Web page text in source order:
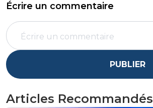
Écrire un commentaire
PUBLIER
Articles Recommandés